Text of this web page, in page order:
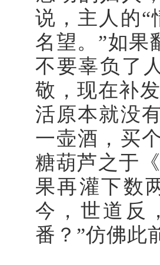
说，主人的“
名望。”如果
不要辜负了
敬，现在补
活原本就没
一壶酒，买
糖葫芦之于
果再灌下数
今，世道反
番？”仿佛